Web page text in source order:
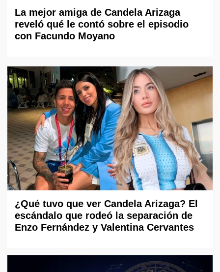
La mejor amiga de Candela Arizaga
reveló qué le contó sobre el episodio
con Facundo Moyano
¿Qué tuvo que ver Candela Arizaga? El
escándalo que rodeó la separación de
Enzo Fernández y Valentina Cervantes